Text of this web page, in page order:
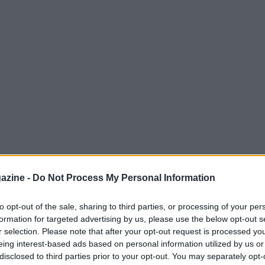
- Do Not Process My Personal Information
opt-out of the sale, sharing to third parties, or processing of your
for targeted advertising by us, please use the below opt-out
selection. Please note that after your opt-out request is processed
interest-based ads based on personal information utilized by us
to third parties prior to your opt-out. You may separately
di finale e una delle partite più
Carlo Ancelotti, tecnico della selezione
sottolineando l’importanza strategica